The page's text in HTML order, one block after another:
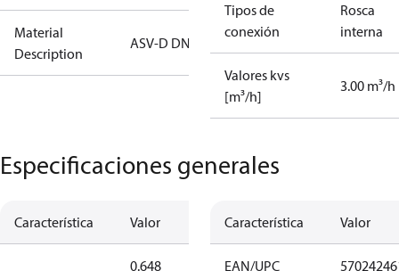
Material
Description
ASV-D DN15
Tipos de
conexión
Rosca
interna
Valores kvs
[m³/h]
3.00 m³/h
Especificaciones generales
Característica Valor
0.648
Característica Valor
EAN/UPC